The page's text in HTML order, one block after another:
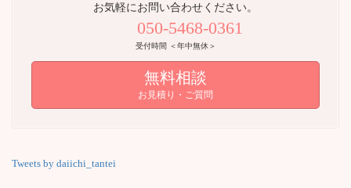
お気軽にお問い合わせください。
050-5468-0361
受付時間 ＜年中無休＞
無料相談
お見積り・ご質問
Tweets by daiichi_tantei